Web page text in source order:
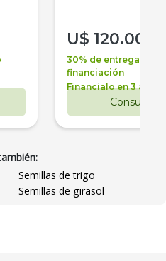
U$ 120.000
30% de entrega +
financiación
Financialo en 3 años
Consultar
Semillas de trigo
Semillas de girasol